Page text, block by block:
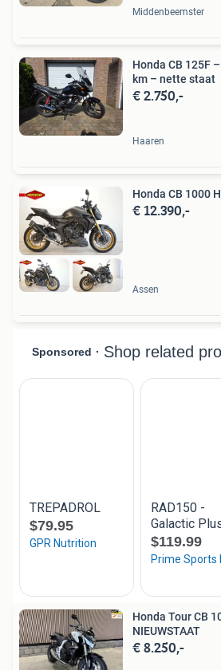
Middenbeemster
Honda CB 125F
km – nette staat
€ 2.750,-
Haaren
Honda CB 1000
€ 12.390,-
Assen
Honda Tour CB
NIEUWSTAAT
€ 8.250,-